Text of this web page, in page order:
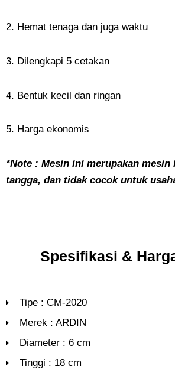
2. Hemat tenaga dan juga waktu
3. Dilengkapi 5 cetakan
4. Bentuk kecil dan ringan
5. Harga ekonomis
*Note : Mesin ini merupakan mesin
tangga, dan tidak cocok untuk
Spesifikasi &
Tipe : CM-2020
Merek : ARDIN
Diameter : 6 cm
Tinggi : 18 cm